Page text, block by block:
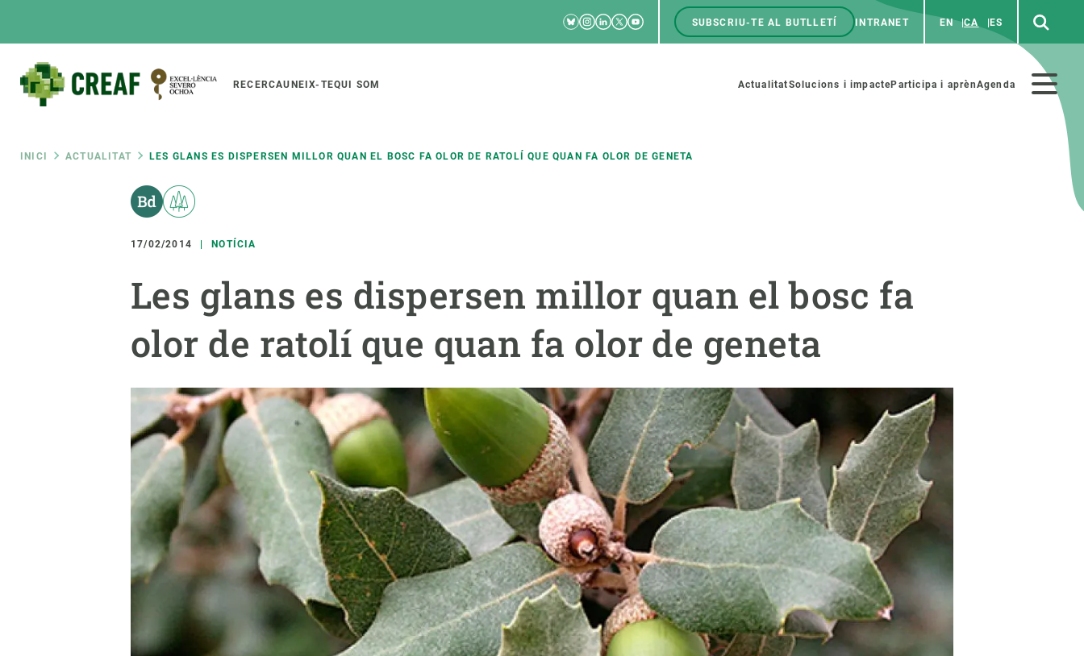
RRSS
Bluesky
Instagram
Linkedin
TwitterYoutube
Menú
SUBSCRIU-TE AL BUTLLETÍ INTRANET EN CA ES
Main
navigation
RECERCAUNEIX-TEQUI SOM
Menú
ActualitatSolucions i impacteParticipa i aprènAgenda
Fil
d'ariadna
INICI ACTUALITAT LES GLANS ES DISPERSEN MILLOR QUAN EL BOSC FA OLOR DE RATOLÍ QUE QUAN FA OLOR DE GENETA
17/02/2014 NOTÍCIA
Les glans es dispersen millor quan el bosc fa
olor de ratolí que quan fa olor de geneta
Featured
responsive
Responsive
menu
SOBRE NOSALTRES
Organització institucional
Infraestructures
Equitat, Diversitat i Inclusió (EDI)
Oficina de premsa
Ciència oberta i gestió del coneixement
Biodiversitat
Funcionament dels ecosistemes
Observació de la terra
Temes transversals
Publicacions
Synthesis Actions
Solucions
Política i gestió
Serveis tècnics
Oportunitats acadèmiques
Demana la teva MSCA-PF
Demana la teva beca ERC
Programa de màsters i doctorat
Vine de visitant o sabàtic
Segell de bones pràctiques HRS4R
Un lloc on créixer
Desenvolupament de carrera
Seminaris i activitats internes
T’oferim formació
Fes ciència amb nosaltres
COL·LABORA
Esdeveniments anteriors
Canvi global
Funcionament dels ecosistemes
Observació de la terra